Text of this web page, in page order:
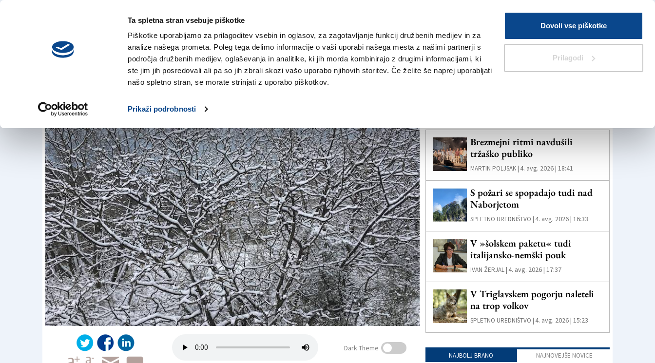
Ta spletna stran vsebuje piškotke
Piškotke uporabljamo za prilagoditev vsebin in oglasov, za zagotavljanje funkcij družbenih medijev in za
analize našega prometa. Poleg tega delimo informacije o vaši uporabi našega mesta z našimi partnerji s
področja družbenih medijev, oglaševanja in analitike, ki jih morda kombinirajo z drugimi informacijami, ki
ste jim jih posredovali ali pa so jih zbrali skozi vašo uporabo njihovih storitev. Če želite še naprej uporabljati
našo spletno stran, se morate strinjati z uporabo piškotkov.
Prikaži podrobnosti
Dovoli vse piškotke
Prilagodi
torek,
4. avgusta 2026
V Kioskih
Iskanje
NOVICE TRŽAŠKA GORIŠKA KULTURA ŠPORT ŠE
Od nocojšnjih ur možno rahlo sneženje
18. mar. 2018 | 11:32
Dark Theme
Brezmejni ritmi navdušili
tržaško publiko
MARTIN POLJSAK |4. avg. 2026 | 18:41
S požari se spopadajo tudi nad
Naborjetom
SPLETNO UREDNIŠTVO |4. avg. 2026 | 16:33
V »šolskem paketu« tudi
italijansko-nemški pouk
IVAN ŽERJAL |4. avg. 2026 | 17:37
V Triglavskem pogorju naleteli
na trop volkov
SPLETNO UREDNIŠTVO |4. avg. 2026 | 15:23
NAJBOLJ BRANO NAJNOVEJŠE NOVICE